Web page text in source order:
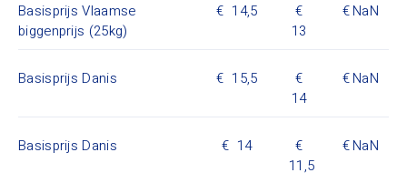
Basisprijs Vlaamse
biggenprijs (25kg)
14,5
13
NaN
Basisprijs Danis
15,5
14
NaN
Basisprijs Danis
14
11,5
NaN